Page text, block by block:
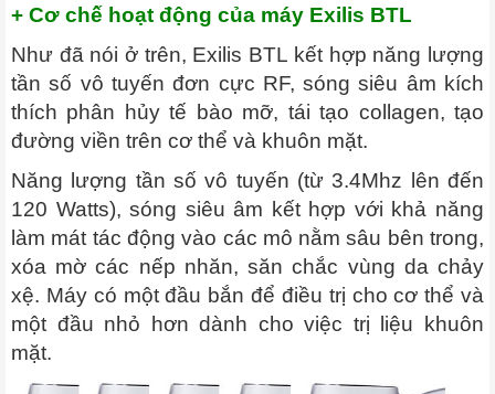
+ Cơ chế hoạt động của máy Exilis BTL
Như đã nói ở trên, Exilis BTL kết hợp năng lượng
tần số vô tuyến đơn cực RF, sóng siêu âm kích
thích phân hủy tế bào mỡ, tái tạo collagen, tạo
đường viền trên cơ thể và khuôn mặt.
Năng lượng tần số vô tuyến (từ 3.4Mhz lên đến
120 Watts), sóng siêu âm kết hợp với khả năng
làm mát tác động vào các mô nằm sâu bên trong,
xóa mờ các nếp nhăn, săn chắc vùng da chảy
xệ. Máy có một đầu bắn để điều trị cho cơ thể và
một đầu nhỏ hơn dành cho việc trị liệu khuôn
mặt.